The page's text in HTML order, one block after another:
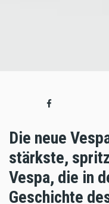
Die neue
stärkste,
Vespa, die in
Geschichte